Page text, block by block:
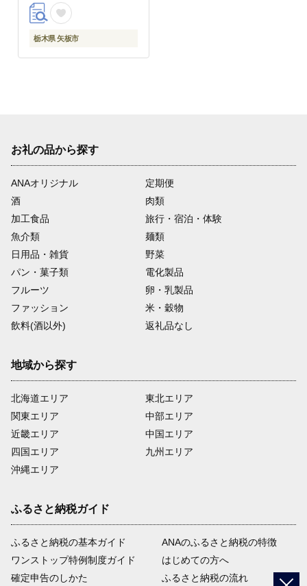
栃木県 矢板市
お礼の品から探す
ANAオリジナル
定期便
酒
肉類
加工食品
旅行・宿泊・体験
魚介類
麺類
日用品・雑貨
野菜
パン・菓子類
電化製品
フルーツ
卵・乳製品
ファッション
米・穀物
飲料(酒以外)
返礼品なし
地域から探す
北海道エリア
関東エリア
近畿エリア
四国エリア
沖縄エリア
東北エリア
中部エリア
中国エリア
九州エリア
ふるさと納税ガイド
ふるさと納税の基本ガイド
ワンストップ特例制度ガイド
確定申告のしかた
ANAのふるさと納税の特徴
はじめての方へ
ふるさと納税の流れ